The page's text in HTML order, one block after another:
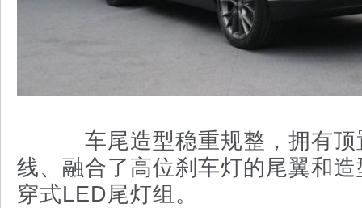
车尾造型稳重规整，拥有顶
线、融合了高位刹车灯的尾翼和
穿式LED尾灯组。